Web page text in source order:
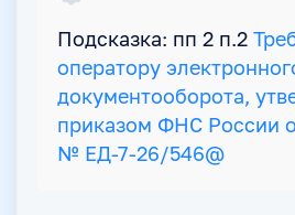
Подсказка: пп 2 п.2
оператору
документооборота,
приказом ФНС России
№ ЕД-7-26/546@